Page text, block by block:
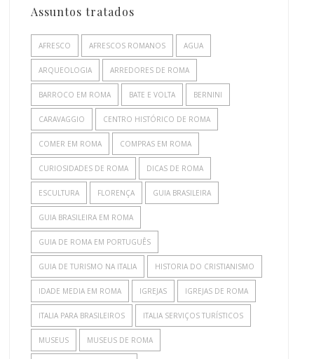
Assuntos tratados
AFRESCO AFRESCOS ROMANOS AGUA
ARQUEOLOGIA ARREDORES DE ROMA
BARROCO EM ROMA BATE E VOLTA BERNINI
CARAVAGGIO CENTRO HISTÓRICO DE ROMA
COMER EM ROMA COMPRAS EM ROMA
CURIOSIDADES DE ROMA DICAS DE ROMA
ESCULTURA FLORENÇA GUIA BRASILEIRA
GUIA BRASILEIRA EM ROMA
GUIA DE ROMA EM PORTUGUÊS
GUIA DE TURISMO NA ITALIA HISTORIA DO CRISTIANISMO
IDADE MEDIA EM ROMA IGREJAS IGREJAS DE ROMA
ITALIA PARA BRASILEIROS ITALIA SERVIÇOS TURÍSTICOS
MUSEUS MUSEUS DE ROMA